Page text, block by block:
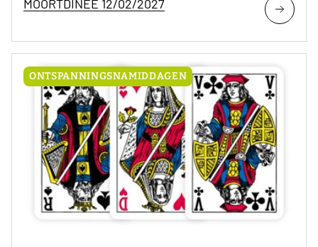
MOORTDINEE 12/02/2027
ONTSPANNINGSNAMIDDAGEN